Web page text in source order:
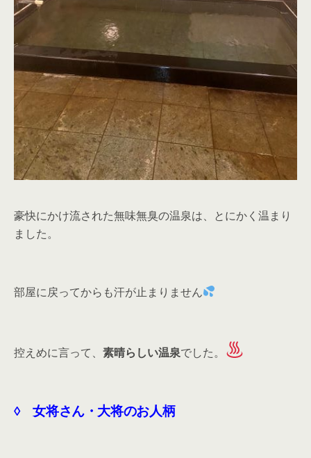
豪快にかけ流された無味無臭の温泉は、とにかく温まり
ました。
部屋に戻ってからも汗が止まりません
控えめに言って、 素晴らしい温泉でした。
◊ 女将さん・大将のお人柄